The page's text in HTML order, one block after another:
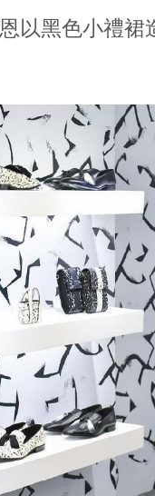
以黑色小禮裙